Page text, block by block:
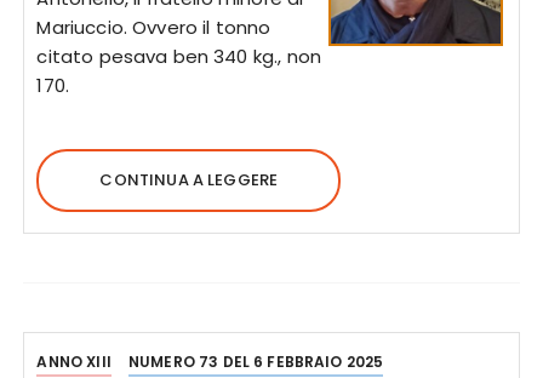
Mariuccio. Ovvero il tonno
citato pesava ben 340 kg., non
170.
CONTINUA A LEGGERE
ANNO XIII NUMERO 73 DEL 6 FEBBRAIO 2025